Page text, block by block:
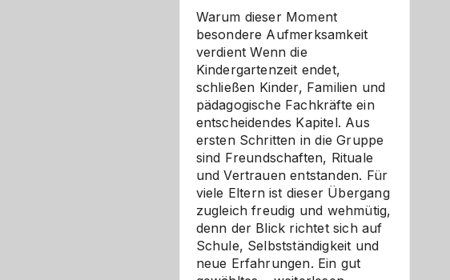
Warum dieser Moment
besondere Aufmerksamkeit
verdient Wenn die
Kindergartenzeit endet,
schließen Kinder, Familien und
pädagogische Fachkräfte ein
entscheidendes Kapitel. Aus
ersten Schritten in die Gruppe
sind Freundschaften, Rituale
und Vertrauen entstanden. Für
viele Eltern ist dieser Übergang
zugleich freudig und wehmütig,
denn der Blick richtet sich auf
Schule, Selbstständigkeit und
neue Erfahrungen. Ein gut